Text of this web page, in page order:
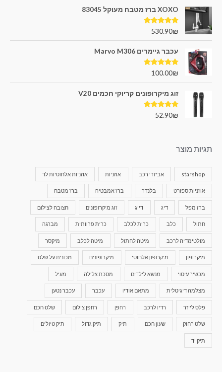
XOXO ברז מטבח מעוקל 83045
דורג5.00
530.90₪
עכבר גיימרים Marvo M306
דורג5.00
100.00₪
זוג מיקרופונים קריוקי חכמים V20
דורג5.00
52.90₪
תגיות מוצר
starshop אביזרי רכב אוזניות אוזניות אלחוטיות לד
אוזניות ספורט בלנדר ברז אמבטיה ברז מטבח
ברז מפל דיג דייג זוג מיקרופונים חצובה לצילום
חתול כלב כרית לכלב כרית פרוותית מברגה
מולטימדיה לרכב מיטה לחתול מיטה לכלב מיקסר
מיקרופון מיקרופון אלחוטי מיקרופונים מכונית על שלט
מכשיר עיסוי מנשא לילדים מסכת צלילה מעיל
מצלמה דיגיטלית מתאם אודיו עכבר עכבר נטען
פלס לייזר רדיו לרכב רחפן רחפן צילום שלט חכם
שלט רחוק שעון חכם תיק תיק גדול תיק טיולים
תיק יד